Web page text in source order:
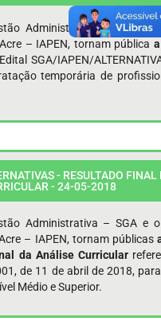
Administrativa – SGA e
– IAPEN, tornam pública
SGA/IAPEN/
temporária de
- RESULTADO FINAL
- 24-05-2018
Administrativa – SGA e
– IAPEN, tornam públicas
da Análise Curricular
de 11 de abril de 2018,
Médio e Superior.